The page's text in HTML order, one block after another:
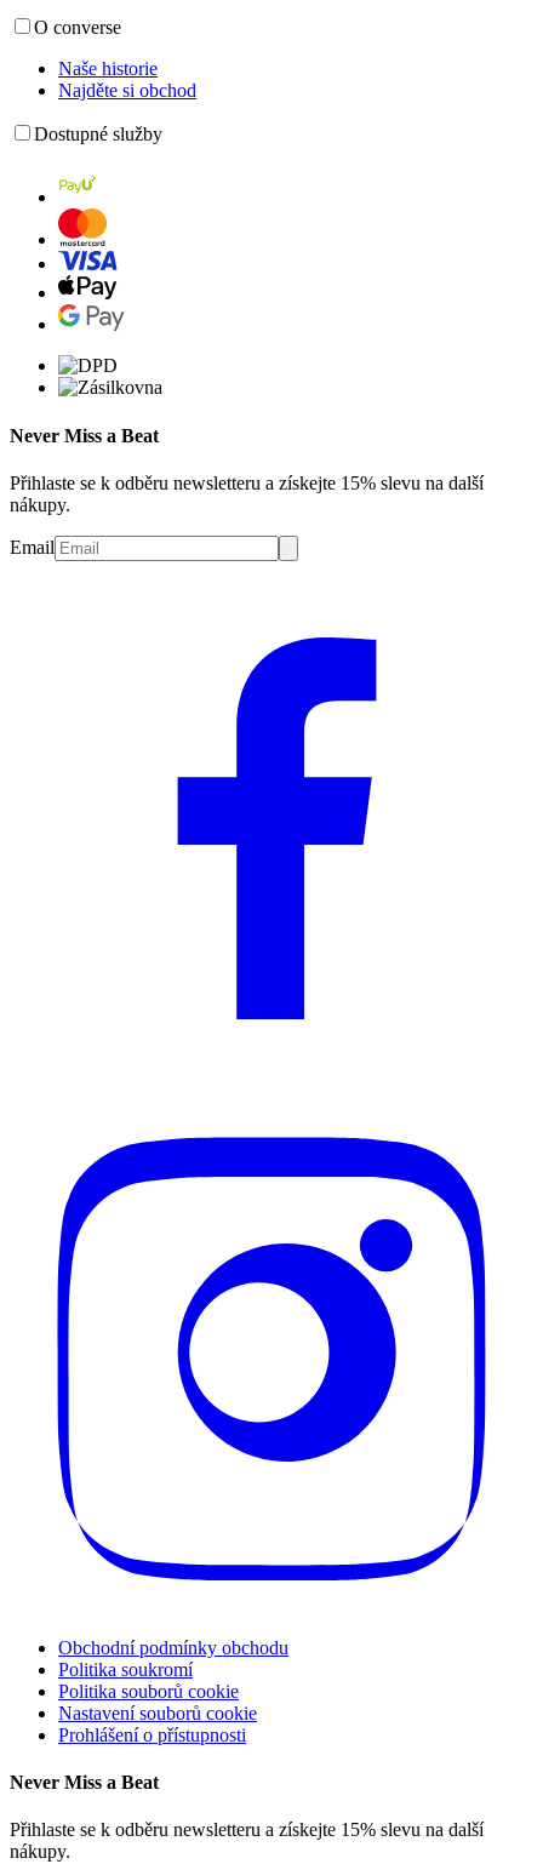
O converse
Naše historie
Najděte si obchod
Dostupné služby
Never Miss a Beat
Přihlaste se k odběru newsletteru a získejte 15% slevu na další
nákupy.
Email
Obchodní podmínky obchodu
Politika soukromí
Politika souborů cookie
Nastavení souborů cookie
Prohlášení o přístupnosti
Never Miss a Beat
Přihlaste se k odběru newsletteru a získejte 15% slevu na další
nákupy.